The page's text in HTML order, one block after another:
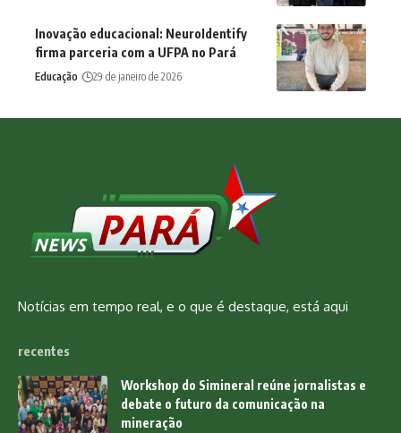
Inovação educacional: NeuroIdentify
firma parceria com a UFPA no Pará
Educação 29 de janeiro de 2026
Notícias em tempo real, e o que é destaque, está aqui
recentes
Workshop do Simineral reúne jornalistas e
debate o futuro da comunicação na
mineração